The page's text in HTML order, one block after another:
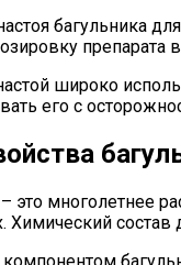
багульника
препарата
широко
его с
– это многолетнее
Химический